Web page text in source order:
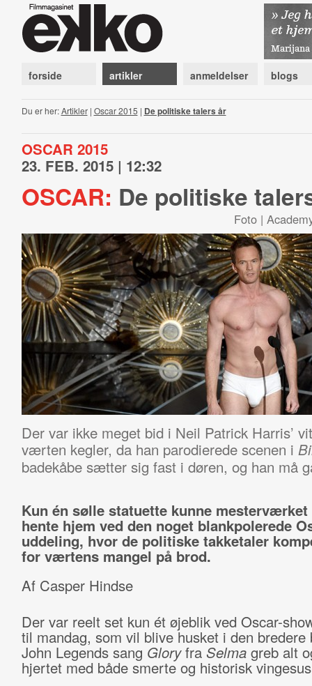
forside artikler anmeldelser blogs
Du er her:Artikler| Oscar 2015 | De politiske talers år
OSCAR 2015
23. FEB. 2015 | 12:32
OSCAR: De politiske
Foto |
Der var ikke meget bid i Neil Patrick Harris’
værten kegler, da han parodierede scenen i
badekåbe sætter sig fast i døren, og han må
Kun én sølle statuette kunne mesterværket
hente hjem ved den noget blankpolerede
uddeling, hvor de politiske takketaler
for værtens mangel på brod.
Af Casper Hindse
Der var reelt set kun ét øjeblik ved Oscar-
til mandag, som vil blive husket i den bredere
John Legends sang Gloryfra Selmagreb alt
hjertet med både smerte og historisk